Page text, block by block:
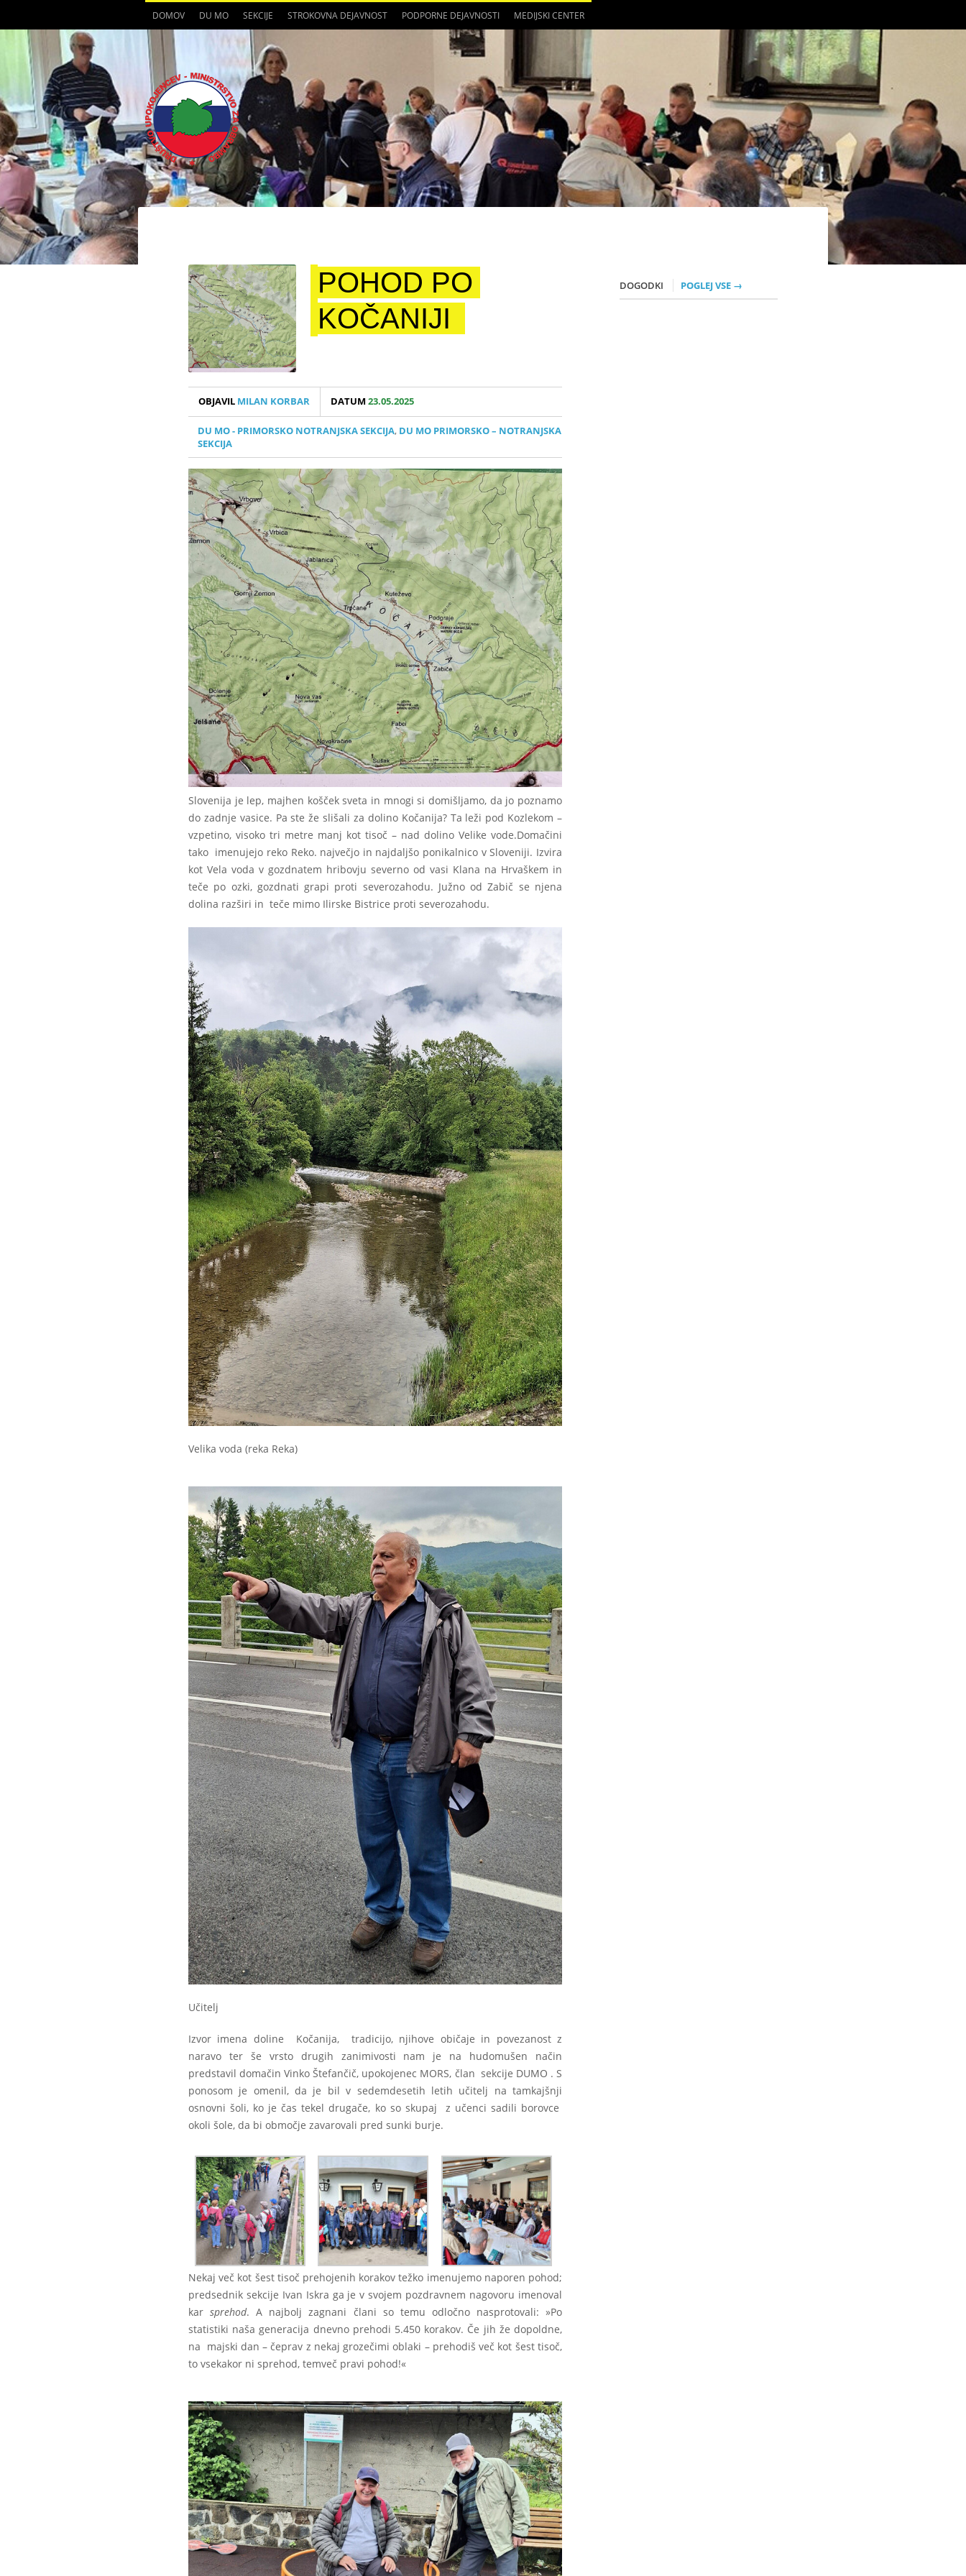
DOMOV DU MO SEKCIJE STROKOVNA DEJAVNOST PODPORNE DEJAVNOSTI MEDIJSKI CENTER
POHOD PO
KOČANIJI
OBJAVIL MILAN KORBAR DATUM23.05.2025
DU MO - PRIMORSKO NOTRANJSKA SEKCIJA, DU MO PRIMORSKO – NOTRANJSKA
SEKCIJA
Slovenija je lep, majhen košček sveta in mnogi si domišljamo, da jo poznamo
do zadnje vasice. Pa ste že slišali za dolino Kočanija? Ta leži pod Kozlekom –
vzpetino, visoko tri metre manj kot tisoč – nad dolino Velike vode.Domačini
tako imenujejo reko Reko. največjo in najdaljšo ponikalnico v Sloveniji. Izvira
kot Vela voda v gozdnatem hribovju severno od vasi Klana na Hrvaškem in
teče po ozki, gozdnati grapi proti severozahodu. Južno od Zabič se njena
dolina razširi in teče mimo Ilirske Bistrice proti severozahodu.
Velika voda (reka Reka)
Učitelj
Izvor imena doline Kočanija, tradicijo, njihove običaje in povezanost z
naravo ter še vrsto drugih zanimivosti nam je na hudomušen način
predstavil domačin Vinko Štefančič, upokojenec MORS, član sekcije DUMO . S
ponosom je omenil, da je bil v sedemdesetih letih učitelj na tamkajšnji
osnovni šoli, ko je čas tekel drugače, ko so skupaj z učenci sadili borovce
okoli šole, da bi območje zavarovali pred sunki burje.
Nekaj več kot šest tisoč prehojenih korakov težko imenujemo naporen pohod;
predsednik sekcije Ivan Iskra ga je v svojem pozdravnem nagovoru imenoval
karsprehod. A najbolj zagnani člani so temu odločno nasprotovali: »Po
statistiki naša generacija dnevno prehodi 5.450 korakov. Če jih že dopoldne,
na majski dan – čeprav z nekaj grozečimi oblaki – prehodiš več kot šest tisoč,
to vsekakor ni sprehod, temveč pravi pohod!«
DOGODKI POGLEJ VSE →